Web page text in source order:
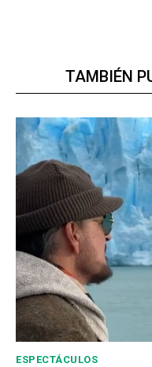
TAMBIÉN
ESPECTÁCULOS